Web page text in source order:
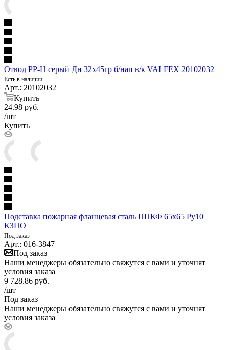
Отвод PP-H серый Дн 32х45гр б/нап в/к VALFEX 20102032
Есть в наличии
Арт.: 20102032
Купить
24.98 руб.
/шт
Купить
Подставка пожарная фланцевая сталь ППКФ 65x65 Ру10
КЗПО
Под заказ
Арт.: 016-3847
Под заказ
Наши менеджеры обязательно свяжутся с вами и уточнят
условия заказа
9 728.86 руб.
/шт
Под заказ
Наши менеджеры обязательно свяжутся с вами и уточнят
условия заказа